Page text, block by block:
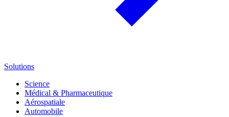
Solutions
Science
Médical & Pharmaceutique
Aérospatiale
Automobile